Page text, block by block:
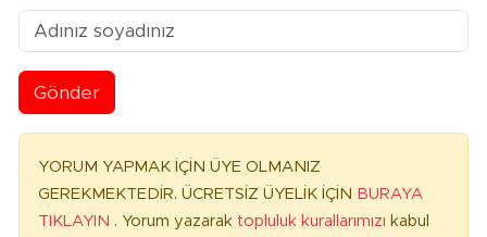
Gönder
YORUM YAPMAK İÇİN ÜYE OLMANIZ
GEREKMEKTEDİR. ÜCRETSİZ ÜYELİK İÇİN BURAYA
TIKLAYIN . Yorum yazarak topluluk kurallarımızı kabul